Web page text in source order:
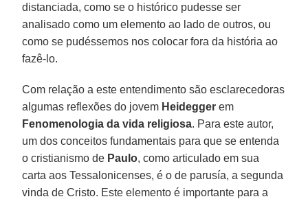
distanciada, como se o histórico pudesse ser
analisado como um elemento ao lado de outros, ou
como se pudéssemos nos colocar fora da história ao
fazê-lo.
Com relação a este entendimento são esclarecedoras
algumas reflexões do jovem Heidegger em
Fenomenologia da vida religiosa. Para este autor,
um dos conceitos fundamentais para que se entenda
o cristianismo de Paulo, como articulado em sua
carta aos Tessalonicenses, é o de parusía, a segunda
vinda de Cristo. Este elemento é importante para a